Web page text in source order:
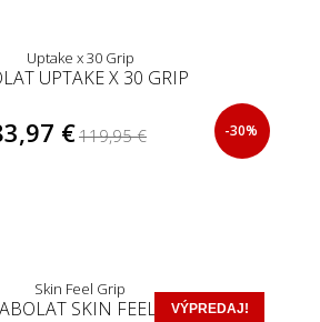
UPTAKE X 30 GRIP
€119,95 € -30%
VÝPREDAJ!
SKIN FEEL